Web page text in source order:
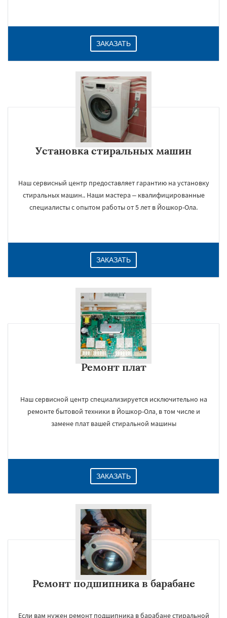
ЗАКАЗАТЬ
Установка стиральных машин
Наш сервисный центр предоставляет гарантию на установку
стиральных машин.. Наши мастера – квалифицированные
специалисты с опытом работы от 5 лет в Йошкор-Ола.
ЗАКАЗАТЬ
Ремонт плат
Наш сервисной центр специализируется исключительно на
ремонте бытовой техники в Йошкор-Ола, в том числе и
замене плат вашей стиральной машины
ЗАКАЗАТЬ
Ремонт подшипника в барабане
Если вам нужен ремонт подшипника в барабане стиральной